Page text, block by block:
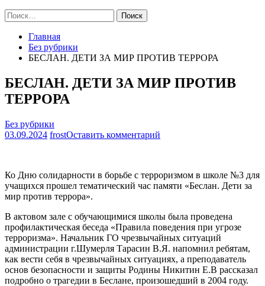
Найти:
Главная
Без рубрики
БЕСЛАН. ДЕТИ ЗА МИР ПРОТИВ ТЕРРОРА
БЕСЛАН. ДЕТИ ЗА МИР ПРОТИВ
ТЕРРОРА
Без рубрики
03.09.2024 frostОставить комментарий
МИР
ПРОТИВ
Ко Дню солидарности в борьбе с терроризмом в школе №3 для
учащихся прошел тематический час памяти «Беслан. Дети за
мир против террора».
В актовом зале с обучающимися школы была проведена
профилактическая беседа «Правила поведения при угрозе
терроризма». Начальник ГО чрезвычайных ситуаций
администрации г.Шумерля Тарасин В.Я. напомнил ребятам,
как вести себя в чрезвычайных ситуациях, а преподаватель
основ безопасности и защиты Родины Никитин Е.В рассказал
подробно о трагедии в Беслане, произошедший в 2004 году.